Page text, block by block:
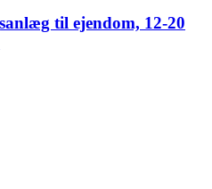
til ejendom, 12-20